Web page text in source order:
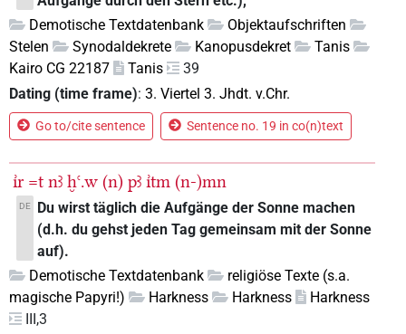
Demotische Textdatenbank
Objektaufschriften
Stelen
Synodaldekrete Kanopusdekret
Tanis
Kairo CG 22187
Tanis
39
Dating (time frame): 3. Viertel 3. Jhdt. v.Chr.
Go to/cite sentence Sentence no. 19 in co(n)text
ı͗r =t nꜣ ḫꜥ.w (n) pꜣ ı͗tm (n-)mn
DE
Du wirst täglich die Aufgänge der Sonne machen
(d.h. du gehst jeden Tag gemeinsam mit der Sonne
auf).
Demotische Textdatenbank
religiöse Texte (s.a.
magische Papyri!)
Harkness Harkness
Harkness
III,3